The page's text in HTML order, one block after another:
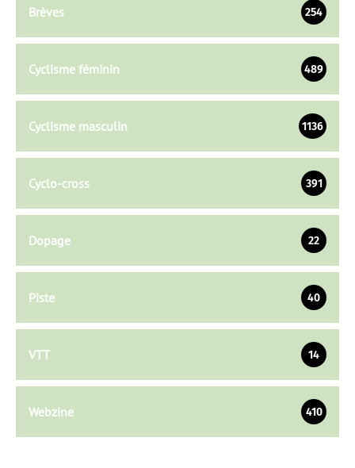
Brèves 254
Cyclisme féminin 489
Cyclisme masculin 1136
Cyclo-cross 391
Dopage 22
Piste 40
VTT 14
Webzine 410